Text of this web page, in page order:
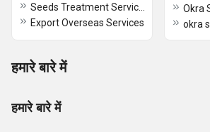
Export Overseas Services
Okra
okra
हमारे बारे में
हमारे बारे में